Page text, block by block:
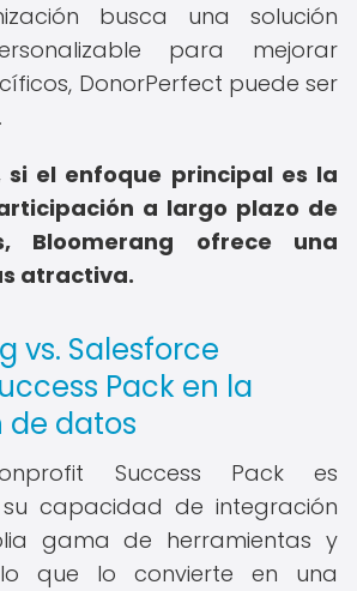
busca una solución
para mejorar
DonorPerfect puede ser
si el enfoque principal es la
a largo plazo de
Bloomerang ofrece una
atractiva.
vs. Salesforce
Pack en la
datos
Success Pack es
capacidad de integración
gama de herramientas y
que lo convierte en una